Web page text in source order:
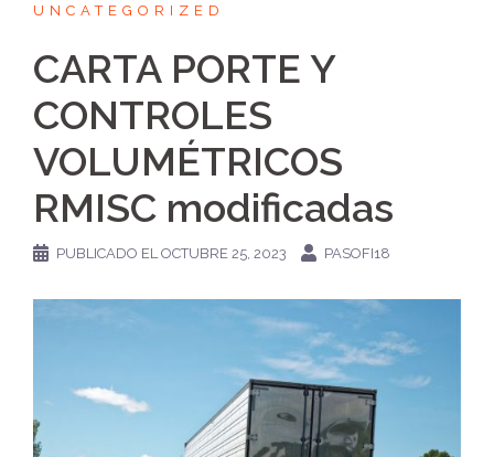
UNCATEGORIZED
CARTA PORTE Y
CONTROLES
VOLUMÉTRICOS
RMISC modificadas
PUBLICADO ELOCTUBRE 25, 2023 PASOFI18